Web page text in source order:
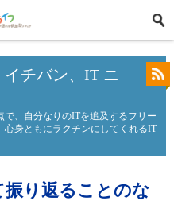
チバン、IT ニ
で、自分なりのITを追及するフリー
身ともにラクチンにしてくれるIT
り返ることのな